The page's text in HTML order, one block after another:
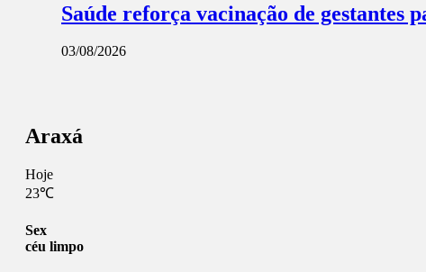
Saúde reforça vacinação de gestantes
03/08/2026
Araxá
Hoje
23℃
Sex
céu limpo